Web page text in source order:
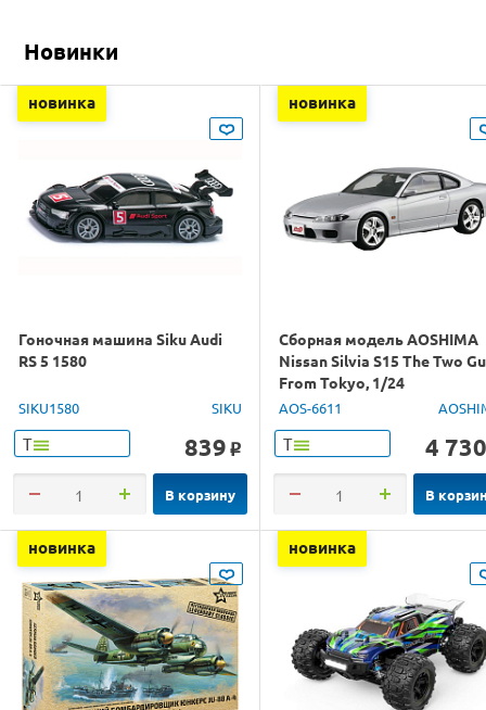
Новинки
новинка
Гоночная машина Siku Audi
RS 5 1580
SIKU1580 SIKU
Т 839 o
В корзину
новинка
Сборная модель AOSHIMA
Nissan Silvia S15 The Two
From Tokyo, 1/24
AOS-6611
Т 4 730
В
новинка новинка